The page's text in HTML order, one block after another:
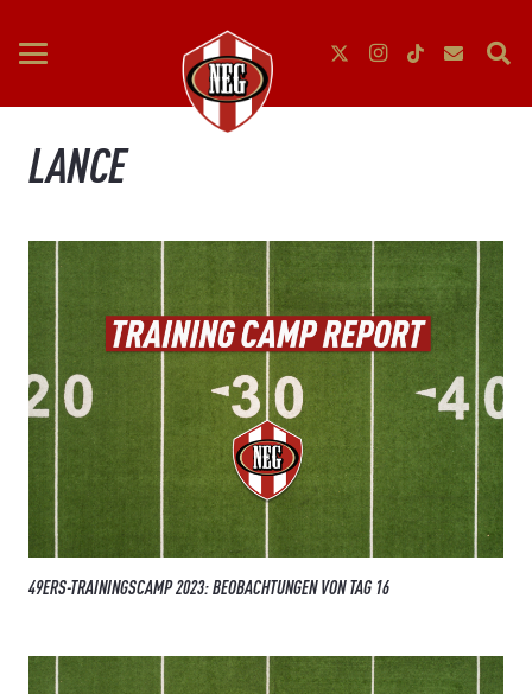
LANCE
49ERS-TRAININGSCAMP 2023: BEOBACHTUNGEN VON TAG 16